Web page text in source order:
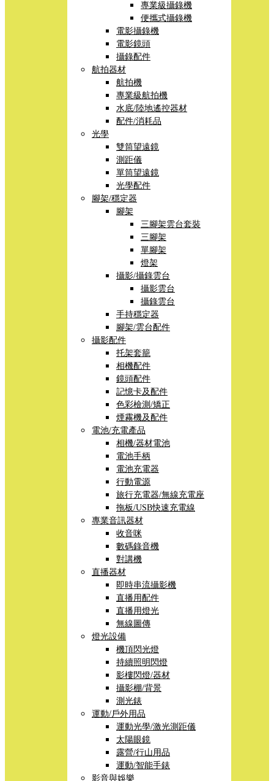
專業級攝錄機
便攜式攝錄機
電影攝錄機
電影鏡頭
攝錄配件
航拍器材
航拍機
專業級航拍機
水底/陸地遙控器材
配件/消耗品
光學
雙筒望遠鏡
測距儀
單筒望遠鏡
光學配件
腳架/穩定器
腳架
三腳架雲台套裝
三腳架
單腳架
燈架
攝影/攝錄雲台
攝影雲台
攝錄雲台
手持穩定器
腳架/雲台配件
攝影配件
托架套籠
相機配件
鏡頭配件
記憶卡及配件
色彩檢測/矯正
煙霧機及配件
電池/充電產品
相機/器材電池
電池手柄
電池充電器
行動電源
旅行充電器/無線充電座
拖板/USB快速充電線
專業音訊器材
收音咪
數碼錄音機
對講機
直播器材
即時串流攝影機
直播用配件
直播用燈光
無線圖傳
燈光設備
機頂閃光燈
持續照明閃燈
影樓閃燈/器材
攝影棚/背景
測光錶
運動/戶外用品
運動光學/激光測距儀
太陽眼鏡
露營/行山用品
運動/智能手錶
影音與娛樂